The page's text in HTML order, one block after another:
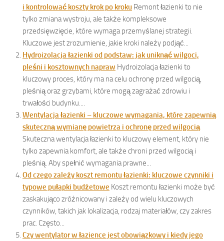
i kontrolować koszty krok po kroku Remont łazienki to nie
tylko zmiana wystroju, ale także kompleksowe
przedsięwzięcie, które wymaga przemyślanej strategii.
Kluczowe jest zrozumienie, jakie kroki należy podjąć...
Hydroizolacja łazienki od podstaw: jak uniknąć wilgoci,
pleśni i kosztownych napraw Hydroizolacja łazienki to
kluczowy proces, który ma na celu ochronę przed wilgocią,
pleśnią oraz grzybami, które mogą zagrażać zdrowiu i
trwałości budynku....
Wentylacja łazienki – kluczowe wymagania, które zapewnią
skuteczną wymianę powietrza i ochronę przed wilgocią
Skuteczna wentylacja łazienki to kluczowy element, który nie
tylko zapewnia komfort, ale także chroni przed wilgocią i
pleśnią. Aby spełnić wymagania prawne...
Od czego zależy koszt remontu łazienki: kluczowe czynniki i
typowe pułapki budżetowe Koszt remontu łazienki może być
zaskakująco zróżnicowany i zależy od wielu kluczowych
czynników, takich jak lokalizacja, rodzaj materiałów, czy zakres
prac. Często...
Czy wentylator w łazience jest obowiązkowy i kiedy jego